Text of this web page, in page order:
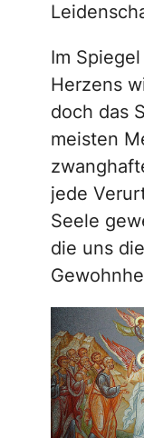
Im
Herzens
doch das
meisten
jede
Seele
die uns